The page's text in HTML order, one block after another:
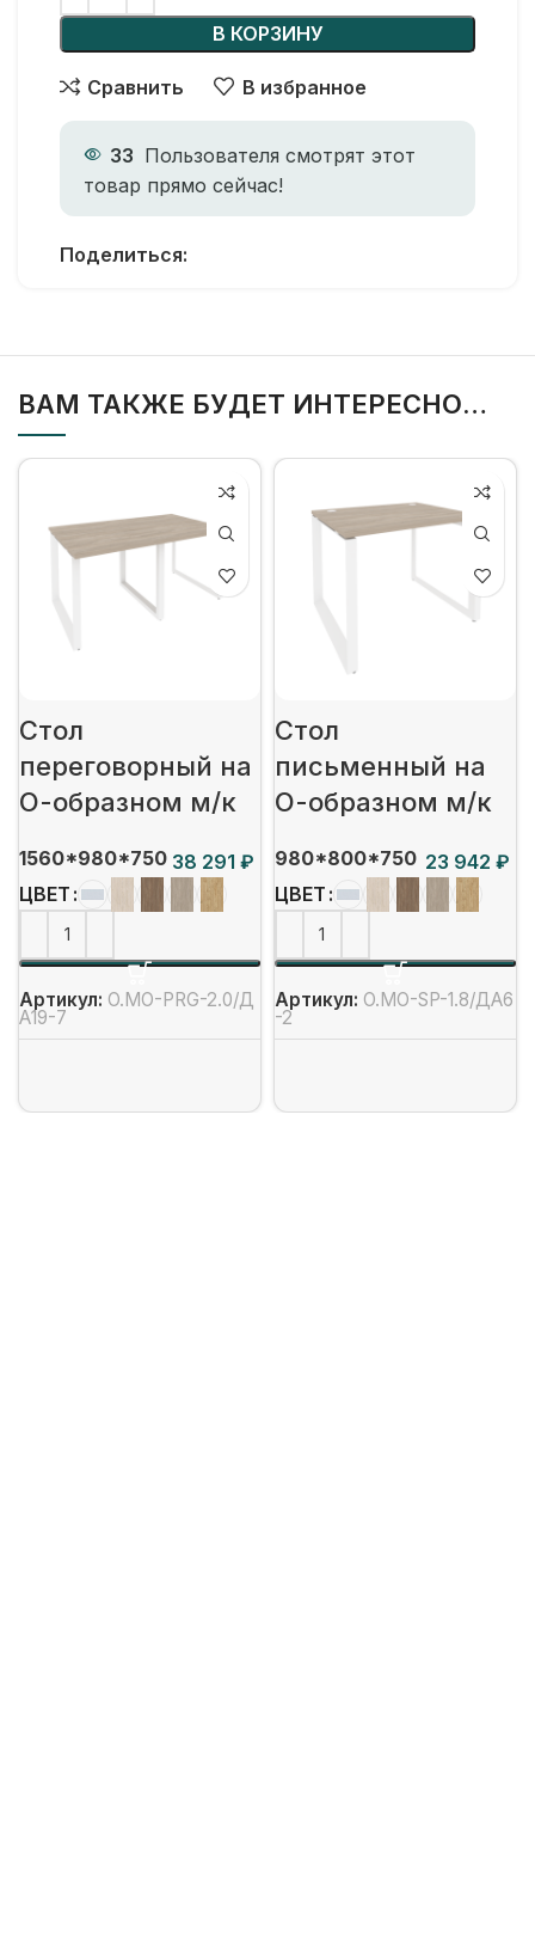
В КОРЗИНУ
Сравнить В избранное
33 Пользователя смотрят этот
товар прямо сейчас!
Поделиться:
ВАМ ТАКЖЕ БУДЕТ ИНТЕРЕСНО…
Стол
переговорный на
О-образном м/к
1560*980*750
₽
ЦВЕТ
Артикул: O.MO-PRG-2.0/Д
А19-7
Стол
письменный на
О-образном м/к
980*800*750
₽
ЦВЕТ
Артикул: O.MO-SP-1.8/ДА6
-2